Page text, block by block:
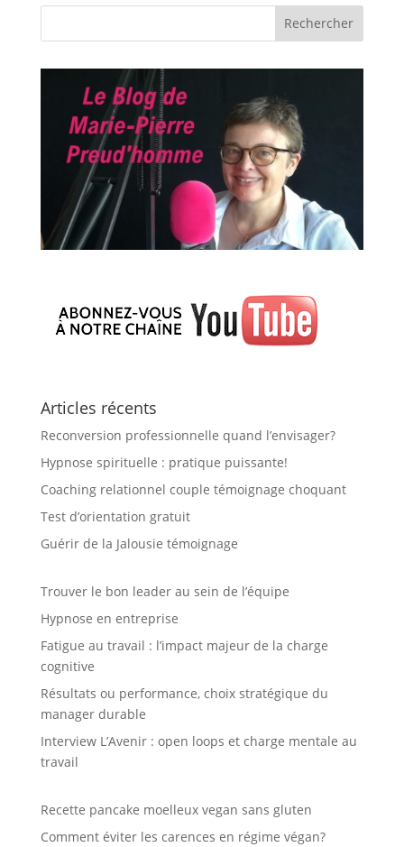
Articles récents
Reconversion professionnelle quand l’envisager?
Hypnose spirituelle : pratique puissante!
Coaching relationnel couple témoignage choquant
Test d’orientation gratuit
Guérir de la Jalousie témoignage
Trouver le bon leader au sein de l’équipe
Hypnose en entreprise
Fatigue au travail : l’impact majeur de la charge
cognitive
Résultats ou performance, choix stratégique du
manager durable
Interview L’Avenir : open loops et charge mentale au
travail
Recette pancake moelleux vegan sans gluten
Comment éviter les carences en régime végan?